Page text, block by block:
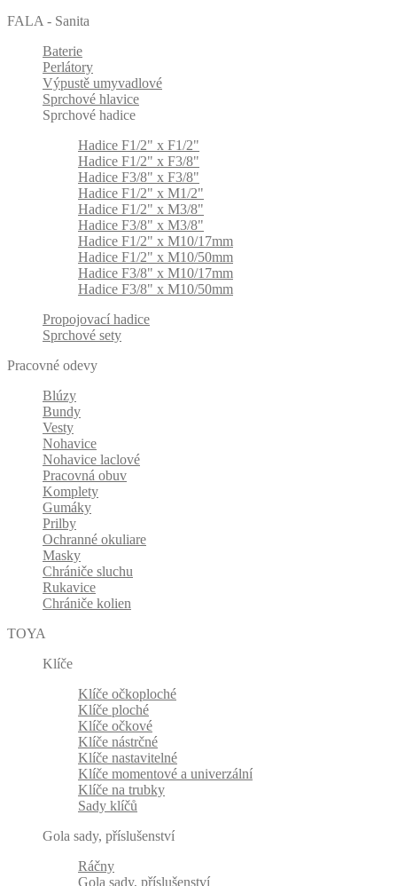
FALA - Sanita
Baterie
Perlátory
Výpustě umyvadlové
Sprchové hlavice
Sprchové hadice
Hadice F1/2" x F1/2"
Hadice F1/2" x F3/8"
Hadice F3/8" x F3/8"
Hadice F1/2" x M1/2"
Hadice F1/2" x M3/8"
Hadice F3/8" x M3/8"
Hadice F1/2" x M10/17mm
Hadice F1/2" x M10/50mm
Hadice F3/8" x M10/17mm
Hadice F3/8" x M10/50mm
Propojovací hadice
Sprchové sety
Pracovné odevy
Blúzy
Bundy
Vesty
Nohavice
Nohavice laclové
Pracovná obuv
Komplety
Gumáky
Prilby
Ochranné okuliare
Masky
Chrániče sluchu
Rukavice
Chrániče kolien
TOYA
Klíče
Klíče očkoploché
Klíče ploché
Klíče očkové
Klíče nástrčné
Klíče nastavitelné
Klíče momentové a univerzální
Klíče na trubky
Sady klíčů
Gola sady, příslušenství
Ráčny
Gola sady, příslušenství